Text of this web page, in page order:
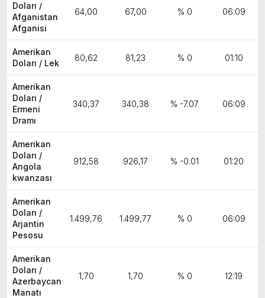
Doları /
Afganistan
Afganisi
64,00 67,00 % 0 06:09
Amerikan
Doları / Lek
80,62 81,23 % 0 01:10
Amerikan
Doları /
Ermeni
Dramı
340,37 340,38 % -7.07 06:09
Amerikan
Doları /
Angola
kwanzası
912,58 926,17 % -0.01 01:20
Amerikan
Doları /
Arjantin
Pesosu
1.499,76 1.499,77 % 0 06:09
Amerikan
Doları /
Azerbaycan
Manatı
1,70 1,70 % 0 12:19